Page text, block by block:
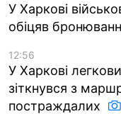
У Харкові
обіцяв
12:56
У Харкові
зіткнувся з
постраждалих